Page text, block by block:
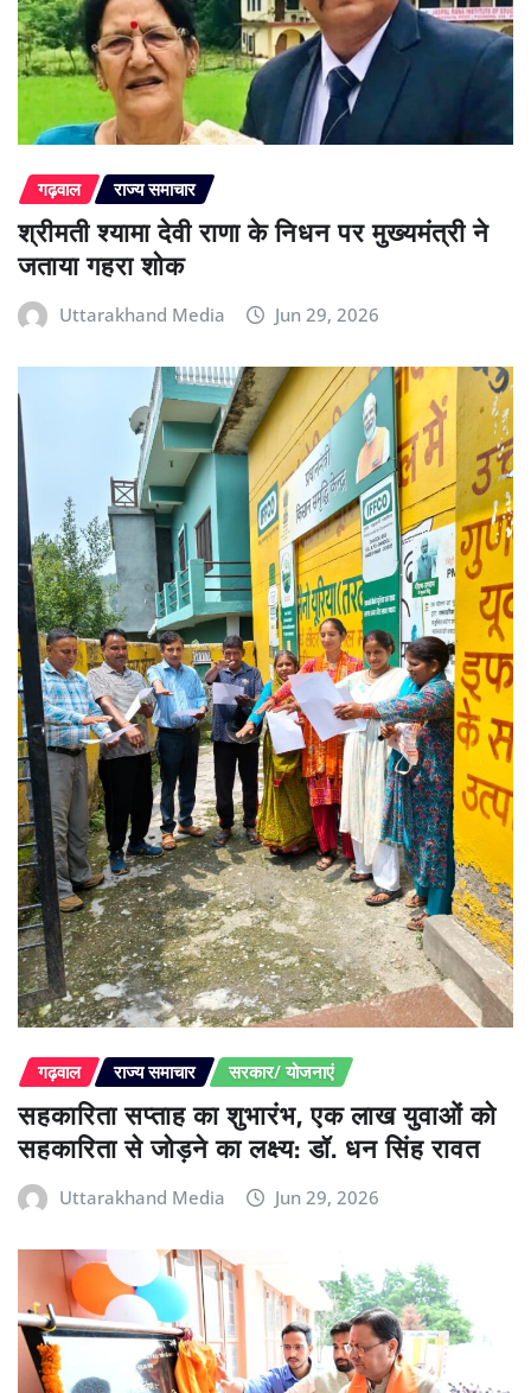
गढ़वाल राज्य समाचार
श्रीमती श्यामा देवी राणा के निधन पर मुख्यमंत्री ने
जताया गहरा शोक
Uttarakhand Media Jun 29, 2026
गढ़वाल राज्य समाचार सरकार/ योजनाएं
सहकारिता सप्ताह का शुभारंभ, एक लाख युवाओं को
सहकारिता से जोड़ने का लक्ष्य: डॉ. धन सिंह रावत
Uttarakhand Media Jun 29, 2026